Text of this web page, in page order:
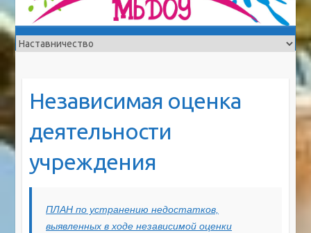
Независимая оценка
деятельности
учреждения
ПЛАН по устранению недостатков,
выявленных в ходе независимой оценки